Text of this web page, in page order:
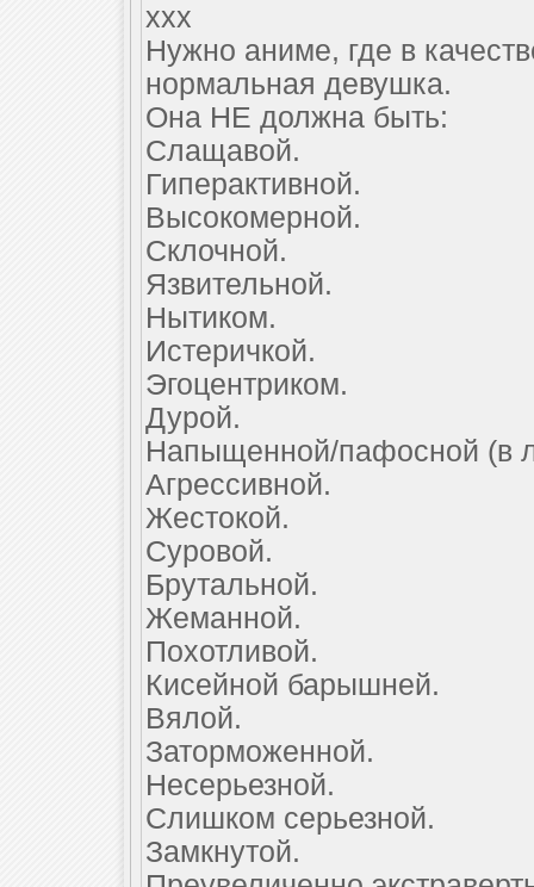
xxx
Нужно аниме, где в
нормальная девушка.
Она НЕ должна быть:
Слащавой.
Гиперактивной.
Высокомерной.
Склочной.
Язвительной.
Нытиком.
Истеричкой.
Эгоцентриком.
Дурой.
Напыщенной/пафосной (в
Агрессивной.
Жестокой.
Суровой.
Брутальной.
Жеманной.
Похотливой.
Кисейной барышней.
Вялой.
Заторможенной.
Несерьезной.
Слишком серьезной.
Замкнутой.